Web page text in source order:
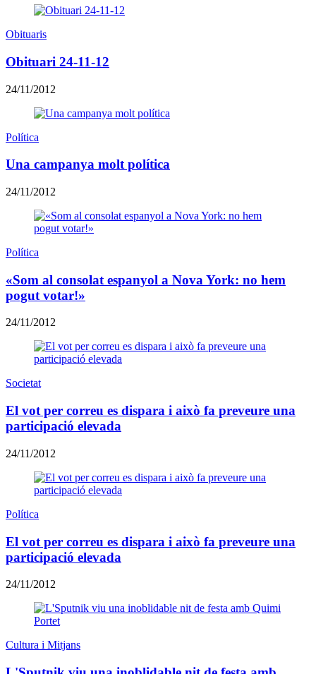
Obituaris
Obituari 24-11-12
24/11/2012
Política
Una campanya molt política
24/11/2012
Política
«Som al consolat espanyol a Nova York: no hem
pogut votar!»
24/11/2012
Societat
El vot per correu es dispara i això fa preveure una
participació elevada
24/11/2012
Política
El vot per correu es dispara i això fa preveure una
participació elevada
24/11/2012
Cultura i Mitjans